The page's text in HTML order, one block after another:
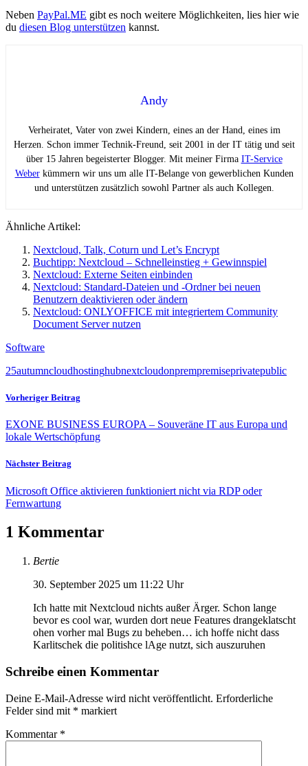
Neben PayPal.ME gibt es noch weitere Möglichkeiten, lies hier wie
du diesen Blog unterstützen kannst.
Andy
Verheiratet, Vater von zwei Kindern, eines an der Hand, eines im
Herzen. Schon immer Technik-Freund, seit 2001 in der IT tätig und seit
über 15 Jahren begeisterter Blogger. Mit meiner Firma IT-Service
Weberkümmern wir uns um alle IT-Belange von gewerblichen Kunden
und unterstützen zusätzlich sowohl Partner als auch Kollegen.
Ähnliche Artikel:
Nextcloud, Talk, Coturn und Let’s Encrypt
Buchtipp: Nextcloud – Schnelleinstieg + Gewinnspiel
Nextcloud: Externe Seiten einbinden
Nextcloud: Standard-Dateien und -Ordner bei neuen
Benutzern deaktivieren oder ändern
Nextcloud: ONLYOFFICE mit integriertem Community
Document Server nutzen
Software
25autumncloudhostinghubnextcloudonprempremiseprivatepublic
Vorheriger Beitrag
EXONE BUSINESS EUROPA – Souveräne IT aus Europa und
lokale Wertschöpfung
Nächster Beitrag
Microsoft Office aktivieren funktioniert nicht via RDP oder
Fernwartung
1 Kommentar
Bertie
30. September 2025 um 11:22 Uhr
Ich hatte mit Nextcloud nichts außer Ärger. Schon lange
bevor es cool war, wurden dort neue Features drangeklatscht
ohen vorher mal Bugs zu beheben… ich hoffe nicht dass
Karlitschek die politishce lAge nutzt, sich auszuruhen
Schreibe einen Kommentar
Deine E-Mail-Adresse wird nicht veröffentlicht. Erforderliche
Felder sind mit * markiert
Kommentar *